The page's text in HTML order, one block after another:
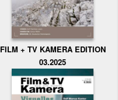
FILM + TV KAMERA EDITION
03.2025